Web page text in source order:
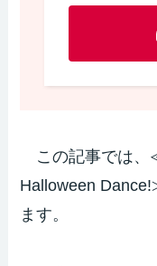
この記事では、
Halloween
ます。